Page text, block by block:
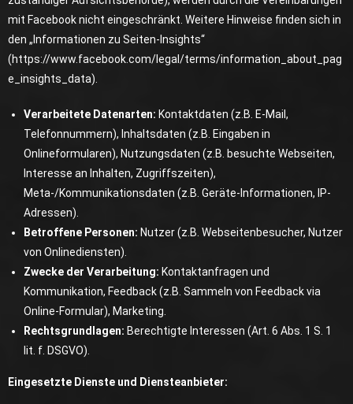
mit Facebook nicht eingeschränkt. Weitere Hinweise finden sich in
den „Informationen zu Seiten-Insights“
(https://www.facebook.com/legal/terms/information_about_pag
e_insights_data).
Verarbeitete Datenarten: Kontaktdaten (z.B. E-Mail,
Telefonnummern), Inhaltsdaten (z.B. Eingaben in
Onlineformularen), Nutzungsdaten (z.B. besuchte Webseiten,
Interesse an Inhalten, Zugriffszeiten),
Meta-/Kommunikationsdaten (z.B. Geräte-Informationen, IP-
Adressen).
Betroffene Personen: Nutzer (z.B. Webseitenbesucher, Nutzer
von Onlinediensten).
Zwecke der Verarbeitung: Kontaktanfragen und
Kommunikation, Feedback (z.B. Sammeln von Feedback via
Online-Formular), Marketing.
Rechtsgrundlagen: Berechtigte Interessen (Art. 6 Abs. 1 S. 1
lit. f. DSGVO).
Eingesetzte Dienste und Diensteanbieter: